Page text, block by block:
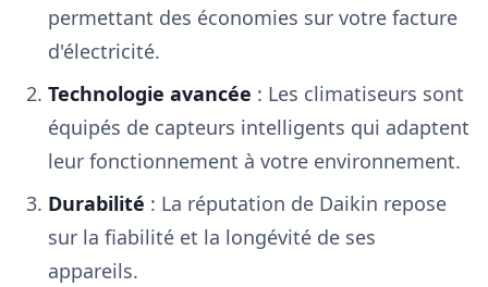
permettant des économies sur votre facture
d'électricité.
Technologie avancée : Les climatiseurs sont
équipés de capteurs intelligents qui adaptent
leur fonctionnement à votre environnement.
Durabilité : La réputation de Daikin repose
sur la fiabilité et la longévité de ses
appareils.